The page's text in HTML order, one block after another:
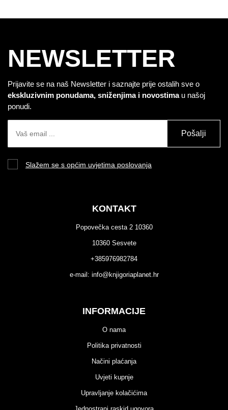
NEWSLETTER
Prijavite se na naš Newsletter i saznajte prije ostalih sve o
ekskluzivnim ponudama, sniženjima i novostimau našoj
ponudi.
Pošalji
Slažem se s općim uvjetima poslovanja
KONTAKT
Popovečka cesta 2 10360
10360 Sesvete
+385976982784
e-mail: info@knjigoriaplanet.hr
INFORMACIJE
O nama
Politika privatnosti
Načini plaćanja
Uvjeti kupnje
Upravljanje kolačićima